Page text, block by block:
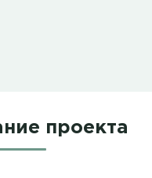
проекта